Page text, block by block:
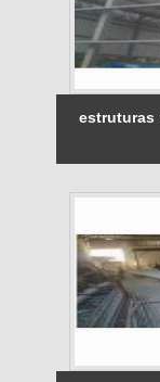
estruturas